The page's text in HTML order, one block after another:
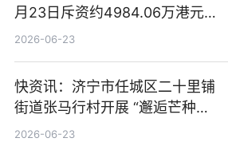
月23日斥资约4984.06万港元回
购160.50万股
2026-06-23
快资讯：济宁市任城区二十里铺
街道张马行村开展 “邂逅芒种节
气 传承农耕文化” 宣传活动
2026-06-23